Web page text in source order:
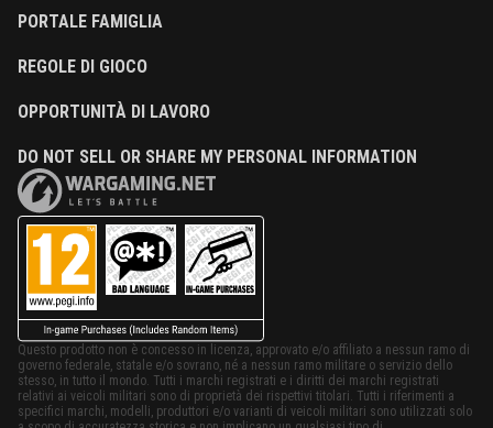
PORTALE FAMIGLIA
REGOLE DI GIOCO
OPPORTUNITÀ DI LAVORO
DO NOT SELL OR SHARE MY PERSONAL INFORMATION
Questo prodotto non è concesso in licenza, approvato e/o affiliato a nessun ramo di
governo federale, statale e/o sovrano, né a nessun ramo militare o servizio dello
stesso, in tutto il mondo. Tutti i marchi registrati e i diritti dei marchi registrati
relativi ai veicoli militari sono di proprietà dei rispettivi titolari. Tutti i riferimenti a
specifici marchi, modelli, produttori e/o varianti di veicoli militari sono utilizzati solo